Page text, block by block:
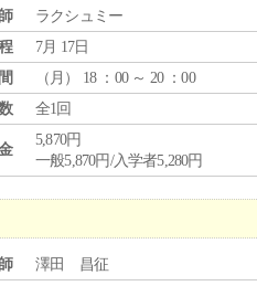
ラクシュミー
7月 17日
（ 月 ） 18 ：00 ～ 20 ：00
全1回
5,870円
一般5,870円/入学者5,280円
澤田 昌征